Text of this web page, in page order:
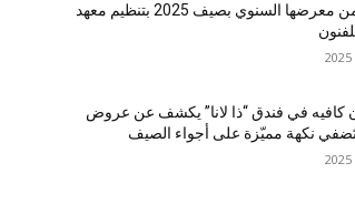
الثالثة من معرضها السنوي بصيف 2025 بتنظيم معهد
كافيه في فندق “ذا لانا” يكشف عن عروض
نكهة مميّزة على أجواء الصيف